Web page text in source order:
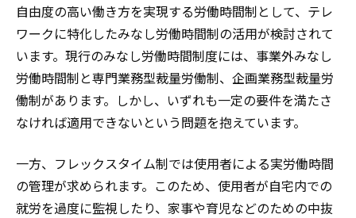
自由度の高い働き方を実現する労働時間制として、テレ
ワークに特化したみなし労働時間制の活用が検討されて
います。現行のみなし労働時間制度には、事業外みなし
労働時間制と専門業務型裁量労働制、企画業務型裁量労
働制があります。しかし、いずれも一定の要件を満たさ
なければ適用できないという問題を抱えています。
一方、フレックスタイム制では使用者による実労働時間
の管理が求められます。このため、使用者が自宅内での
就労を過度に監視したり、家事や育児などのための中抜